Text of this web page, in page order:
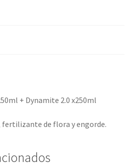
+ Dynamite 2.0 x250ml
de flora y engorde.